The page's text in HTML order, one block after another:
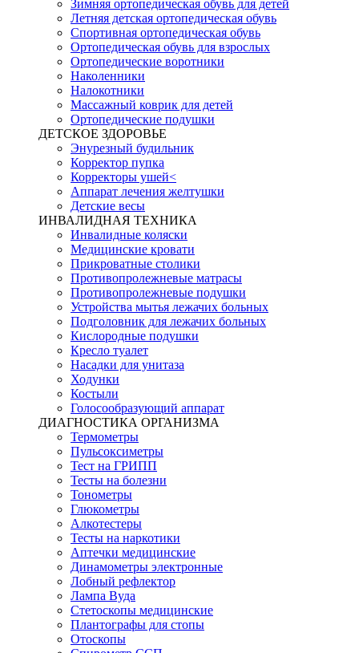
Зимняя ортопедическая обувь для детей
Летняя детская ортопедическая обувь
Спортивная ортопедическая обувь
Ортопедическая обувь для взрослых
Ортопедические воротники
Наколенники
Налокотники
Массажный коврик для детей
Ортопедические подушки
ДЕТСКОЕ ЗДОРОВЬЕ
Энурезный будильник
Корректор пупка
Корректоры ушей<
Аппарат лечения желтушки
Детские весы
ИНВАЛИДНАЯ ТЕХНИКА
Инвалидные коляски
Медицинские кровати
Прикроватные столики
Противопролежневые матрасы
Противопролежневые подушки
Устройства мытья лежачих больных
Подголовник для лежачих больных
Кислородные подушки
Кресло туалет
Насадки для унитаза
Ходунки
Костыли
Голосообразующий аппарат
ДИАГНОСТИКА ОРГАНИЗМА
Термометры
Пульсоксиметры
Тест на ГРИПП
Тесты на болезни
Тонометры
Глюкометры
Алкотестеры
Тесты на наркотики
Аптечки медицинские
Динамометры электронные
Лобный рефлектор
Лампа Вуда
Стетоскопы медицинские
Плантографы для стопы
Отоскопы